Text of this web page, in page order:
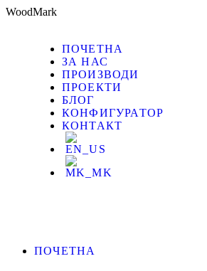
WoodMark
ПОЧЕТНА
ЗА НАС
ПРОИЗВОДИ
ПРОЕКТИ
БЛОГ
КОНФИГУРАТОР
КОНТАКТ
ПОЧЕТНА